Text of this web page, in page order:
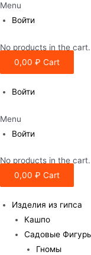
Menu
Войти
No products in the cart.
0,00 ₽ Cart
Войти
Menu
Войти
No products in the cart.
0,00 ₽ Cart
Изделия из гипса
Кашпо
Садовые
Гномы